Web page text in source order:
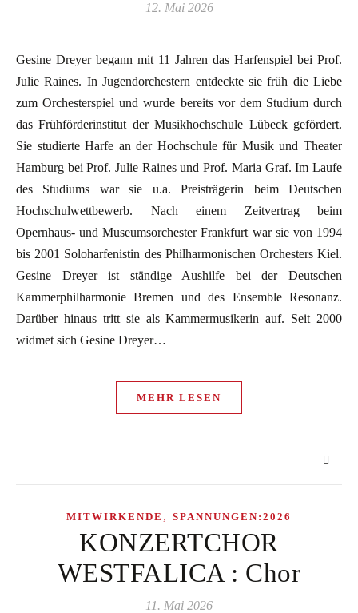
12. Mai 2026
Gesine Dreyer begann mit 11 Jahren das Harfenspiel bei Prof.
Julie Raines. In Jugendorchestern entdeckte sie früh die Liebe
zum Orchesterspiel und wurde bereits vor dem Studium durch
das Frühförderinstitut der Musikhochschule Lübeck gefördert.
Sie studierte Harfe an der Hochschule für Musik und Theater
Hamburg bei Prof. Julie Raines und Prof. Maria Graf. Im Laufe
des Studiums war sie u.a. Preisträgerin beim Deutschen
Hochschulwettbewerb. Nach einem Zeitvertrag beim
Opernhaus- und Museumsorchester Frankfurt war sie von 1994
bis 2001 Soloharfenistin des Philharmonischen Orchesters Kiel.
Gesine Dreyer ist ständige Aushilfe bei der Deutschen
Kammerphilharmonie Bremen und des Ensemble Resonanz.
Darüber hinaus tritt sie als Kammermusikerin auf. Seit 2000
widmet sich Gesine Dreyer…
MEHR LESEN
MITWIRKENDE , SPANNUNGEN:2026
KONZERTCHOR
WESTFALICA : Chor
11. Mai 2026